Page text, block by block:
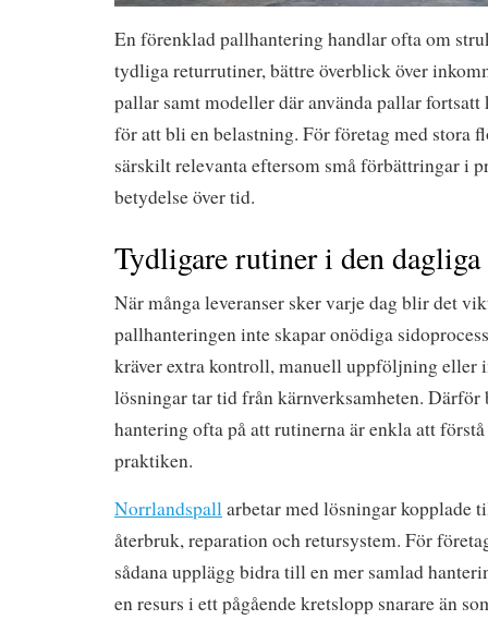
En förenklad pallhantering handlar ofta om
tydliga returrutiner, bättre överblick över
pallar samt modeller där använda pallar
för att bli en belastning. För företag med stora
särskilt relevanta eftersom små förbättringar i
betydelse över tid.
Tydligare rutiner i den dagliga
När många leveranser sker varje dag blir det
pallhanteringen inte skapar onödiga
kräver extra kontroll, manuell uppföljning eller
lösningar tar tid från kärnverksamheten. Därför
hantering ofta på att rutinerna är enkla att
praktiken.
Norrlandspallarbetar med lösningar kopplade
återbruk, reparation och retursystem. För
sådana upplägg bidra till en mer samlad
en resurs i ett pågående kretslopp snarare än